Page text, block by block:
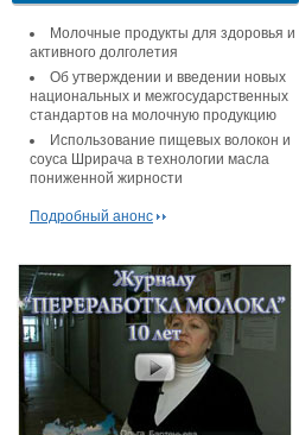
Молочные продукты для здоровья и
активного долголетия
Об утверждении и введении новых
национальных и межгосударственных
стандартов на молочную продукцию
Использование пищевых волокон и
соуса Шрирача в технологии масла
пониженной жирности
Подробный анонс